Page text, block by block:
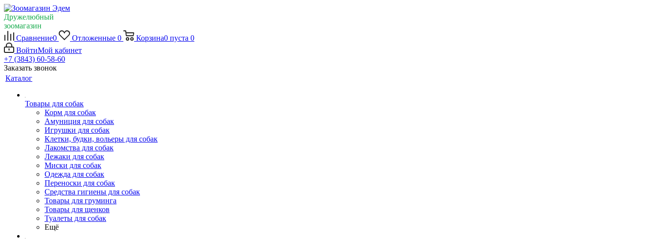
Дружелюбный
зоомагазин
Сравнение0 Отложенные 0 Корзина0 пуста 0
ВойтиМой кабинет
+7 (3843) 60-58-60
Заказать звонок
Каталог
Товары для собак
Корм для собак
Амуниция для собак
Игрушки для собак
Клетки, будки, вольеры для собак
Лакомства для собак
Лежаки для собак
Миски для собак
Одежда для собак
Переноски для собак
Средства гигиены для собак
Товары для груминга
Товары для щенков
Туалеты для собак
Ещё